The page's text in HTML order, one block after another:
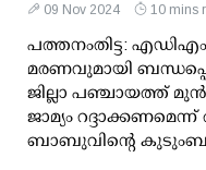
09 Nov 2024 10 mins
പത്തനംതിട്ട:
മരണവുമായി
ജില്ലാ പഞ്ചായത്ത് മുന്‍
ജാമ്യം
ബാബുവിന്റെ